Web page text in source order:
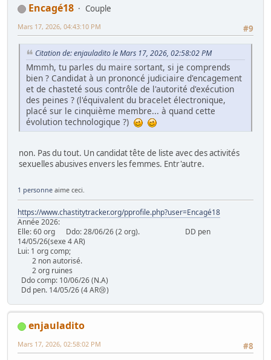
Encagé18
Couple
#9
Mars 17, 2026, 04:43:10 PM
Citation de: enjauladito le Mars 17, 2026, 02:58:02 PM
Mmmh, tu parles du maire sortant, si je comprends
bien ? Candidat à un prononcé judiciaire d'encagement
et de chasteté sous contrôle de l'autorité d'exécution
des peines ? (l'équivalent du bracelet électronique,
placé sur le cinquième membre... à quand cette
évolution technologique ?)
non. Pas du tout. Un candidat tête de liste avec des activités
sexuelles abusives envers les femmes. Entr'autre.
1 personne aime ceci.
https://www.chastitytracker.org/pprofile.php?user=Encagé18
Année 2026:
Elle: 60 org Ddo: 28/06/26 (2 org). DD pen
14/05/26(sexe 4 AR)
Lui: 1 org comp;
2 non autorisé.
2 org ruines
Ddo comp: 10/06/26 (N.A)
Dd pen. 14/05/26 (4 AR😢)
enjauladito
#8
Mars 17, 2026, 02:58:02 PM